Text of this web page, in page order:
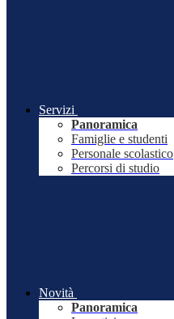
Servizi
Panoramica
Famiglie e studenti
Personale scolastico
Percorsi di studio
Novità
Panoramica